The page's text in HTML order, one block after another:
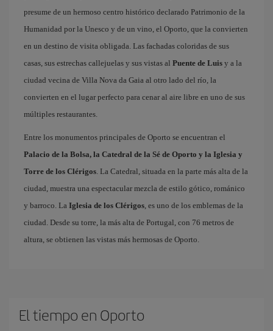
presume de un hermoso centro histórico declarado Patrimonio de la
Humanidad por la Unesco y de un vino, el Oporto, que la convierten
en un destino de visita obligada. Las fachadas coloridas de sus
casas, sus estrechas callejuelas y sus vistas al Puente de Luis y a la
ciudad vecina de Villa Nova da Gaia al otro lado del río, la
convierten en el lugar perfecto para cenar al aire libre en uno de sus
múltiples restaurantes.
Entre los monumentos principales de Oporto se encuentran el
Palacio de la Bolsa, la Catedral de la Sé de Oporto y la Iglesia y
Torre de los Clérigos. La Catedral, situada en la parte más alta de la
ciudad, muestra una espectacular mezcla de estilo gótico, románico
y barroco. La Iglesia de los Clérigos, es uno de los emblemas de la
ciudad. Desde su torre, la más alta de Portugal, con 76 metros de
altura, se obtienen las vistas más hermosas de Oporto.
El tiempo en Oporto